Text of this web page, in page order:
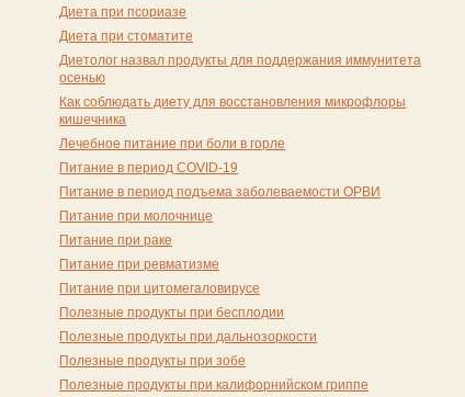
Диета при псориазе
Диета при стоматите
Диетолог назвал продукты для поддержания иммунитета
осенью
Как соблюдать диету для восстановления микрофлоры
кишечника
Лечебное питание при боли в горле
Питание в период COVID-19
Питание в период подъема заболеваемости ОРВИ
Питание при молочнице
Питание при раке
Питание при ревматизме
Питание при цитомегаловирусе
Полезные продукты при бесплодии
Полезные продукты при дальнозоркости
Полезные продукты при зобе
Полезные продукты при калифорнийском гриппе